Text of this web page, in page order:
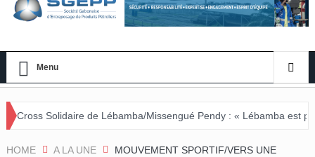
Menu
de Lébamba/Missengué Pendy : « Lébamba est prêt à
HOME A LA UNE
MOUVEMENT SPORTIF/VERS UNE